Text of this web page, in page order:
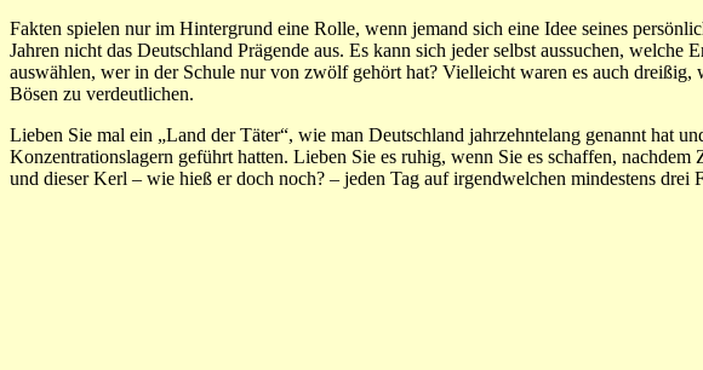
Fakten spielen nur im Hintergrund eine Rolle, wenn jemand sich eine Idee seines
Jahren nicht das Deutschland Prägende aus. Es kann sich jeder selbst aussuchen,
auswählen, wer in der Schule nur von zwölf gehört hat? Vielleicht waren es auch
Bösen zu verdeutlichen.
Lieben Sie mal ein „Land der Täter“, wie man Deutschland jahrzehntelang genannt hat
Konzentrationslagern geführt hatten. Lieben Sie es ruhig, wenn Sie es schaffen,
und dieser Kerl – wie hieß er doch noch? – jeden Tag auf irgendwelchen mindestens drei